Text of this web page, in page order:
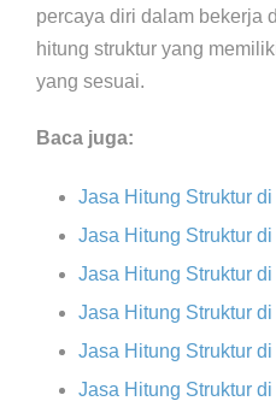
percaya diri dalam bekerja
hitung struktur yang
yang sesuai.
Baca juga:
Jasa Hitung Struktur
Jasa Hitung Struktur
Jasa Hitung Struktur
Jasa Hitung Struktur
Jasa Hitung Struktur
Jasa Hitung Struktur